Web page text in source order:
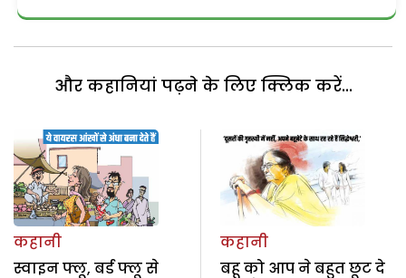
और कहानियां पढ़ने के लिए क्लिक करें...
कहानी
स्वाइन फ्लू, बर्ड फ्लू से
कहानी
बहू को आप ने बहुत छूट दे